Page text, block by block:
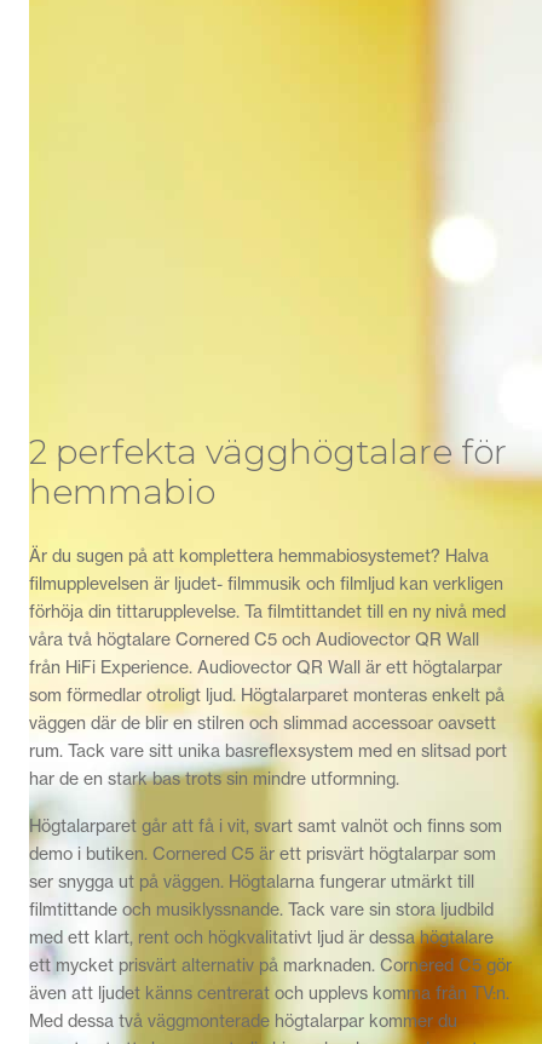
2 perfekta vägghögtalare för
hemmabio
Är du sugen på att komplettera hemmabiosystemet? Halva
filmupplevelsen är ljudet- filmmusik och filmljud kan verkligen
förhöja din tittarupplevelse. Ta filmtittandet till en ny nivå med
våra två högtalare Cornered C5 och Audiovector QR Wall
från HiFi Experience. Audiovector QR Wall är ett högtalarpar
som förmedlar otroligt ljud. Högtalarparet monteras enkelt på
väggen där de blir en stilren och slimmad accessoar oavsett
rum. Tack vare sitt unika basreflexsystem med en slitsad port
har de en stark bas trots sin mindre utformning.
Högtalarparet går att få i vit, svart samt valnöt och finns som
demo i butiken. Cornered C5 är ett prisvärt högtalarpar som
ser snygga ut på väggen. Högtalarna fungerar utmärkt till
filmtittande och musiklyssnande. Tack vare sin stora ljudbild
med ett klart, rent och högkvalitativt ljud är dessa högtalare
ett mycket prisvärt alternativ på marknaden. Cornered C5 gör
även att ljudet känns centrerat och upplevs komma från TV:n.
Med dessa två väggmonterade högtalarpar kommer du